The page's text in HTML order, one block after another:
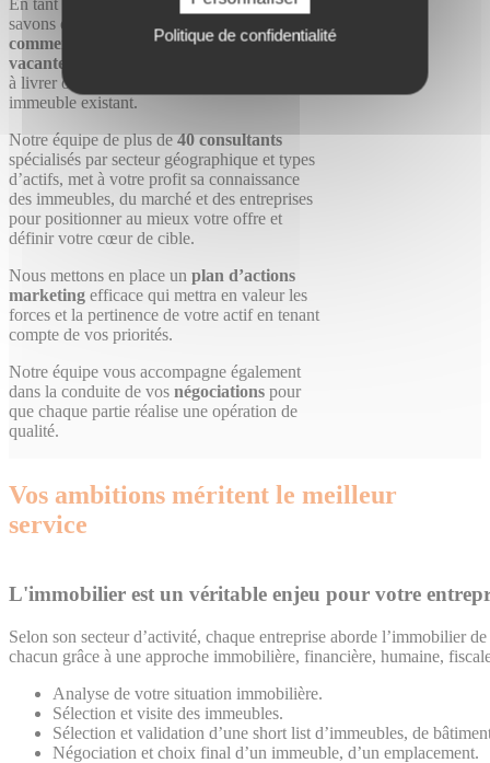
Politique de confidentialité
En tant que
propriétaire d’immeuble, nous
savons que l’un de vos enjeux majeurs est la
commercialisation de vos surfaces
vacantes
à livrer ou de surfaces libérées au sein d’un
immeuble existant.
Notre équipe de plus de40 consultants
spécialisés par secteur géographique et types
d’actifs, met à votre profit sa connaissance
des immeubles, du marché et des entreprises
pour positionner au mieux votre offre et
définir votre cœur de cible.
Nous mettons en place un plan d’actions
marketing efficace qui mettra en valeur les
forces et la pertinence de votre actif en tenant
compte de vos priorités.
Notre équipe vous accompagne également
dans la conduite de vos négociations pour
que chaque partie réalise une opération de
qualité.
Vos ambitions méritent le meilleur
service
L'immobilier est un véritable enjeu pour votre
Selon son secteur d’activité, chaque entreprise aborde l’immobilier
chacun grâce à une approche immobilière, financière, humaine,
Analyse de votre situation immobilière.
Sélection et visite des immeubles.
Sélection et validation d’une short list d’immeubles, de
Négociation et choix final d’un immeuble, d’un emplacement.